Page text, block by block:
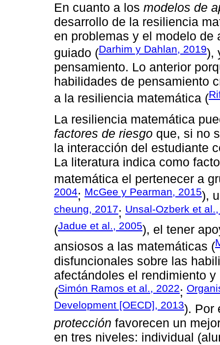
En cuanto a los modelos de
desarrollo de la resiliencia
en problemas y el modelo
guiado (Darhim y Dahlan, 2019),
pensamiento. Lo anterior
habilidades de pensamiento
a la resiliencia matemática (
La resiliencia matemática
factores de riesgo que, si no
la interacción del estudiante
La literatura indica como
matemática el pertenecer a
2004; McGee y Pearman, 2015),
cheung, 2017; Unsal-Ozberk et
(Jadue et al., 2005), el tener
ansiosos a las matemáticas (
disfuncionales sobre las
afectándoles el rendimiento
(Simón Ramos et al., 2022;
Development [OECD], 2013). Por
protección favorecen un
en tres niveles: individual